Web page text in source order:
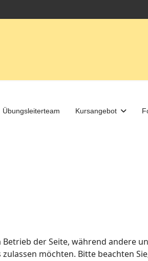
Übungsleiterteam Kursangebot
der Seite, während andere
möchten. Bitte beachten